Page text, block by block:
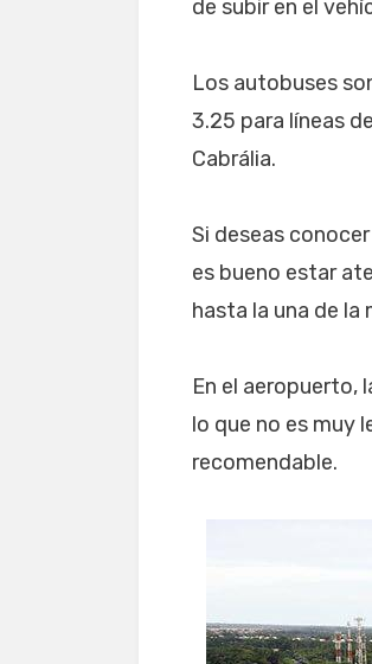
de subir en el
Los autobuses
3.25 para líneas
Cabrália.
Si deseas
es bueno estar
hasta la una de la
En el aeropuerto,
lo que no es muy
recomendable.